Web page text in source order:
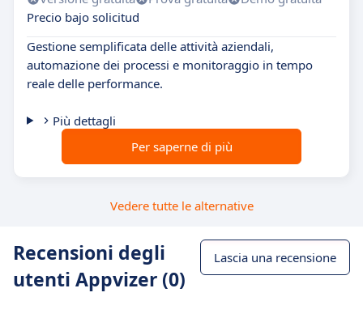
Precio bajo solicitud
Gestione semplificata delle attività aziendali,
automazione dei processi e monitoraggio in tempo
reale delle performance.
Più dettagli
Per saperne di più
Vedere tutte le alternative
Recensioni degli
utenti Appvizer (0)
Lascia una recensione